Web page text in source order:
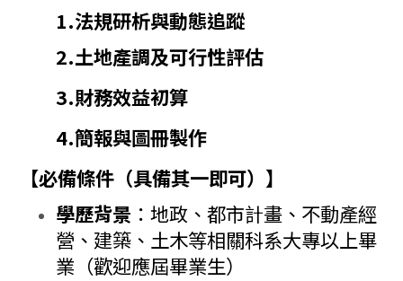
1.法規研析與動態追蹤
2.土地產調及可行性評估
3.財務效益初算
4.簡報與圖冊製作
【必備條件（具備其一即可）】
學歷背景 ：地政、都市計畫、不動產經
營、建築、 土木等相關科系大專以上畢
業（歡迎應屆畢業生）